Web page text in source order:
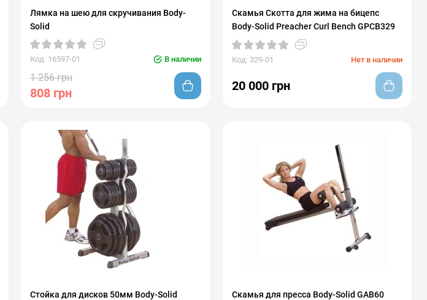
Лямка на шею для скручивания Body-
Solid
Код: 16597-01 В наличии
1 256 грн
808 грн
Скамья Скотта для жима на бицепс
Body-Solid Preacher Curl Bench GPCB329
Код: 329-01 Нет в наличии
20 000 грн
Стойка для дисков 50мм Body-Solid
Скамья для пресса Body-Solid GAB60